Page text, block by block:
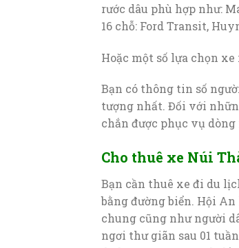
rước dâu phù hợp như:
16 chỗ: Ford Transit,
Hoặc một số lựa chọn xe
Bạn có thông tin số
tượng nhất. Đối với
chắn được phục vụ
Cho thuê xe Núi
Bạn cần thuê xe đi du
bằng đường biển. Hội
chung cũng như người
ngơi thư giãn sau 01